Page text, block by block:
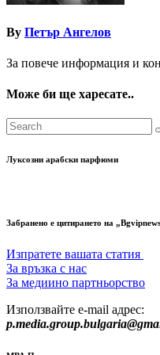
By Петър Ангелов
За повече информация и
Може би ще харесате..
Луксозни арабски парфюми
Забранено е цитирането на
Изпратете вашата статия
За връзка с нас
За медиино партньорство
Използвайте e-mail адрес: